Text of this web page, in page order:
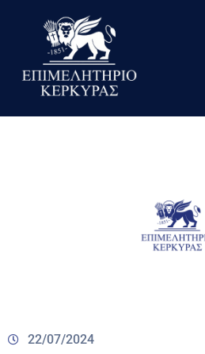
Το
Eπιμελητήριο
22/07/2024